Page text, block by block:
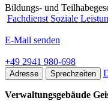
Bildungs- und
Fachdienst Soziale
E-Mail senden
+49 2941 980-698
Adresse Sprechzeiten
Verwaltungsgebäude